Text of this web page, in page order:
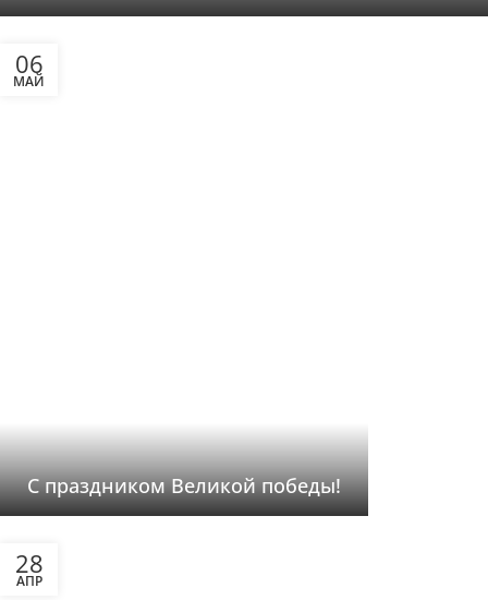
06
МАЙ
С праздником Великой победы!
28
АПР